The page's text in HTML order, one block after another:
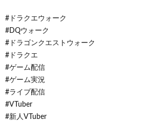
#ドラクエウォーク
#DQウォーク
#ドラゴンクエストウォーク
#ドラクエ
#ゲーム配信
#ゲーム実況
#ライブ配信
#VTuber
#新人VTuber